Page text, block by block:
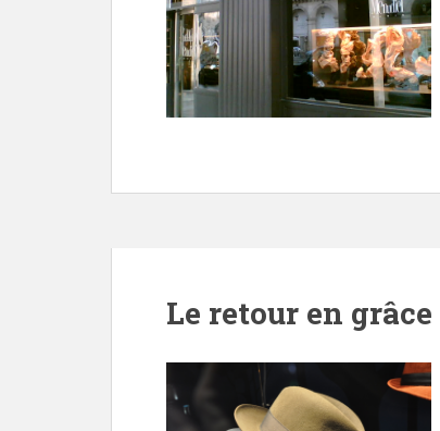
Le retour en